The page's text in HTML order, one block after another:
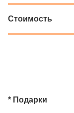
Стоимость
* Подарки